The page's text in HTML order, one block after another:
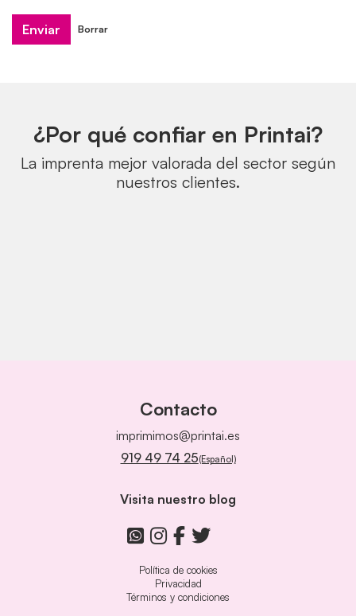
Enviar Borrar
¿Por qué confiar en Printai?
La imprenta mejor valorada del sector según
nuestros clientes.
Contacto
imprimimos@printai.es
919 49 74 25(Español)
Visita nuestro blog
Política de cookies
Privacidad
Términos y condiciones